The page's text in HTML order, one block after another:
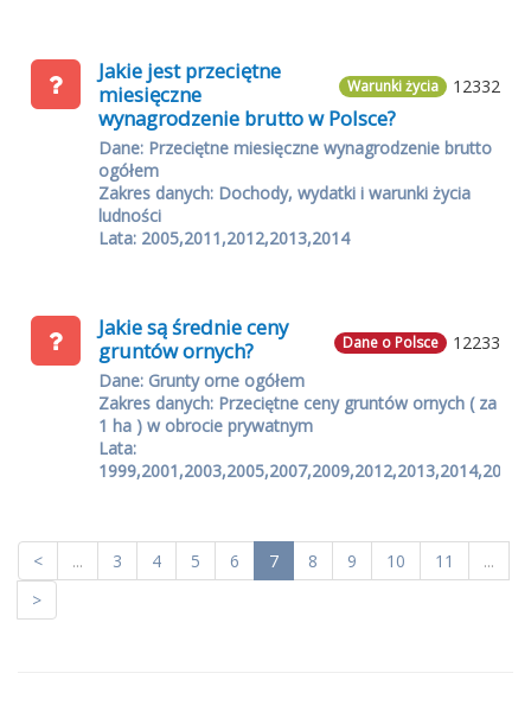
12332
Warunki życia
Jakie jest przeciętne
miesięczne
wynagrodzenie brutto w Polsce?
Dane: Przeciętne miesięczne wynagrodzenie brutto
ogółem
Zakres danych: Dochody, wydatki i warunki życia
ludności
Lata: 2005,2011,2012,2013,2014
12233
Dane o Polsce
Jakie są średnie ceny
gruntów ornych?
Dane: Grunty orne ogółem
Zakres danych: Przeciętne ceny gruntów ornych ( za
1 ha ) w obrocie prywatnym
Lata:
1999,2001,2003,2005,2007,2009,2012,2013,2014,2015
< ... 3 4 5 6 7 8 9 10 11
...
>